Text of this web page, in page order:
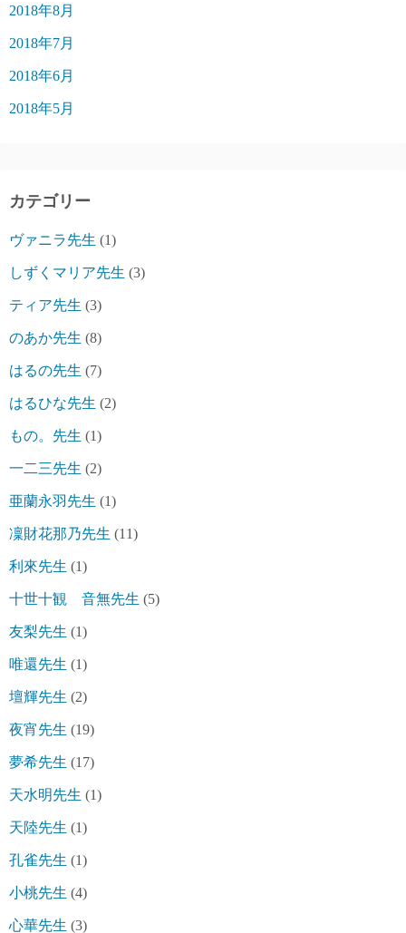
2018年8月
2018年7月
2018年6月
2018年5月
カテゴリー
ヴァニラ先生 (1)
しずくマリア先生 (3)
ティア先生 (3)
のあか先生 (8)
はるの先生 (7)
はるひな先生 (2)
もの。先生 (1)
一二三先生 (2)
亜蘭永羽先生 (1)
凜財花那乃先生 (11)
利來先生 (1)
十世十観 音無先生 (5)
友梨先生 (1)
唯還先生 (1)
壇輝先生 (2)
夜宵先生 (19)
夢希先生 (17)
天水明先生 (1)
天陸先生 (1)
孔雀先生 (1)
小桃先生 (4)
心華先生 (3)